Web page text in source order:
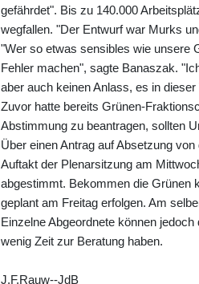
gefährdet". Bis zu 140.000
wegfallen. "Der Entwurf war Murks
"Wer so etwas sensibles wie unsere
Fehler machen", sagte Banaszak.
aber auch keinen Anlass, es in
Zuvor hatte bereits Grünen-
Abstimmung zu beantragen, sollten
Über einen Antrag auf Absetzung
Auftakt der Plenarsitzung am
abgestimmt. Bekommen die Grünen
geplant am Freitag erfolgen. Am
Einzelne Abgeordnete können
wenig Zeit zur Beratung haben.
J.F.Rauw--JdB